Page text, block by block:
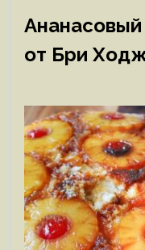
Ананасовый
от Бри